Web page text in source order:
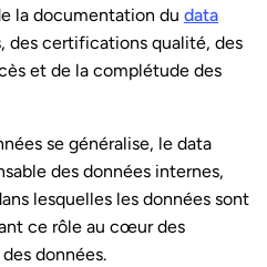
la documentation du data
des certifications qualité, des
et de la complétude des
se généralise, le data
des données internes,
lesquelles les données sont
ce rôle au cœur des
données.